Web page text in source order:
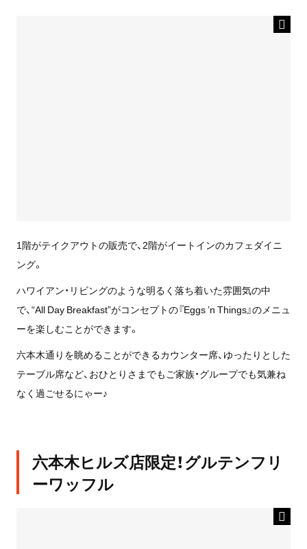
1階がテイクアウトの販売で、2階がイートインのカフェダイニ
ング。
ハワイアン・リビングのような明るく落ち着いた雰囲気の中
で、“All Day Breakfast”がコンセプトの『Eggs ’n Things』のメニュ
ーを楽しむことができます。
六本木通りを眺めることができるカウンター席、ゆったりとした
テーブル席など、おひとりさまでもご家族・グループでも気兼ね
なく過ごせるにゃー♪
六本木ヒルズ店限定！グルテンフリ
ーワッフル